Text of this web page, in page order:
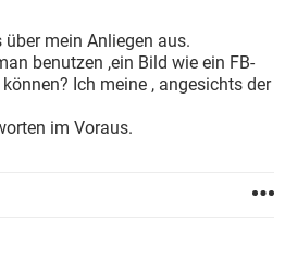
HARDWARE
TIKTOK
IOS
INSTAGRAM
TIKTOK
mein Anliegen aus.
benutzen ,ein Bild wie ein FB-
Ich meine , angesichts der
im Voraus.